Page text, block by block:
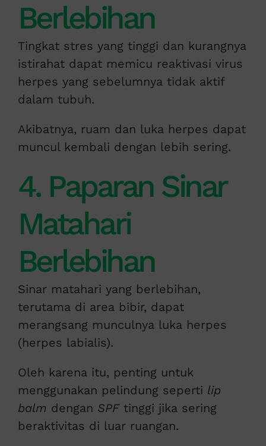
Berlebihan
Tingkat stres yang tinggi dan kurangnya
istirahat dapat memicu reaktivasi virus
herpes yang sebelumnya tidak aktif
dalam tubuh.
Akibatnya, ruam dan luka herpes dapat
muncul kembali dengan lebih sering.
4. Paparan Sinar
Matahari
Berlebihan
Sinar matahari yang berlebihan,
terutama di area bibir, dapat
merangsang munculnya luka herpes
(herpes labialis).
Oleh karena itu, penting untuk
menggunakan pelindung seperti lip
balm dengan SPFtinggi jika sering
beraktivitas di luar ruangan.